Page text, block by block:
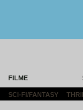
FILME
SCI-FI/FANTASY